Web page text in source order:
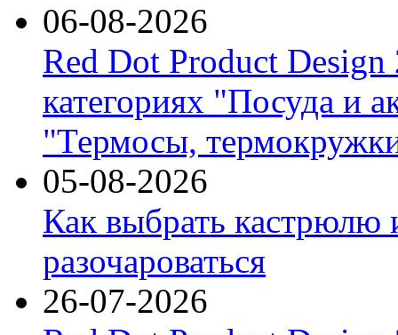
06-08-2026
Red Dot Product Design
категориях "Посуда и
"Термосы,
05-08-2026
Как выбрать кастрюлю
разочароваться
26-07-2026